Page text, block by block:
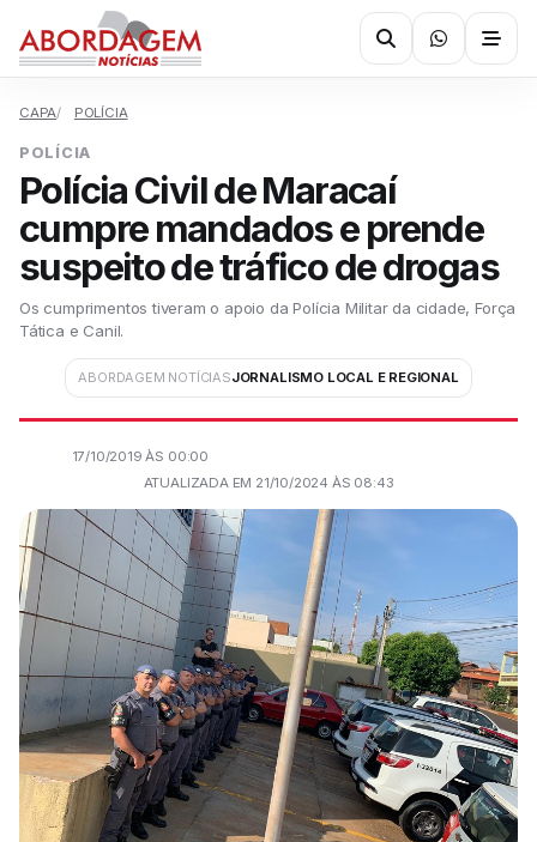
CAPA POLÍCIA
POLÍCIA
Polícia Civil de Maracaí
cumpre mandados e prende
suspeito de tráfico de drogas
Os cumprimentos tiveram o apoio da Polícia Militar da cidade, Força
Tática e Canil.
ABORDAGEM NOTÍCIASJORNALISMO LOCAL E REGIONAL
17/10/2019 ÀS 00:00
ATUALIZADA EM 21/10/2024 ÀS 08:43